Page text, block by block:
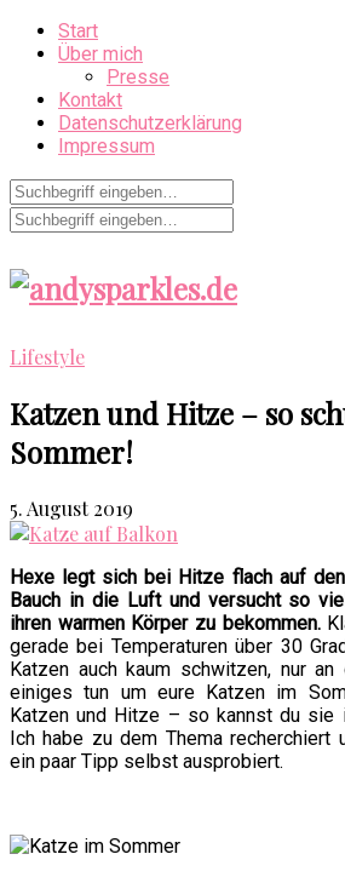
Start
Über mich
Presse
Kontakt
Datenschutzerklärung
Impressum
Lifestyle
Katzen und Hitze – so
Sommer!
5. August 2019
Hexe legt sich bei Hitze flach auf
Bauch in die Luft und versucht so
ihren warmen Körper zu bekommen.
gerade bei Temperaturen über 30
Katzen auch kaum schwitzen, nur
einiges tun um eure Katzen im
Katzen und Hitze – so kannst du sie
Ich habe zu dem Thema recherchiert
ein paar Tipp selbst ausprobiert.